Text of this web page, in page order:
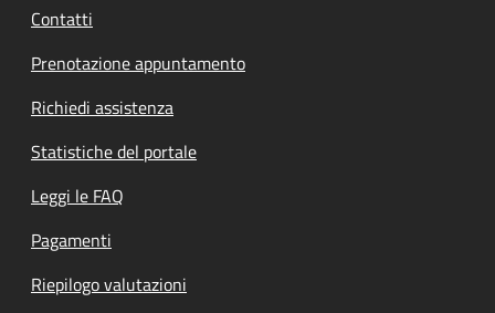
Contatti
Prenotazione appuntamento
Richiedi assistenza
Statistiche del portale
Leggi le FAQ
Pagamenti
Riepilogo valutazioni